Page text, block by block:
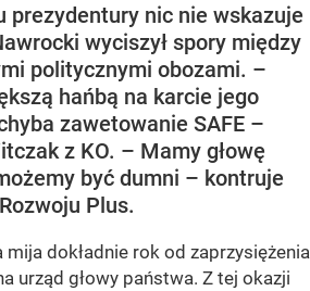
prezydentury nic nie wskazuje
wyciszył spory między
politycznymi obozami. –
hańbą na karcie jego
zawetowanie SAFE –
z KO. – Mamy głowę
być dumni – kontruje
Plus.
dokładnie rok od zaprzysiężenia
urząd głowy państwa. Z tej okazji